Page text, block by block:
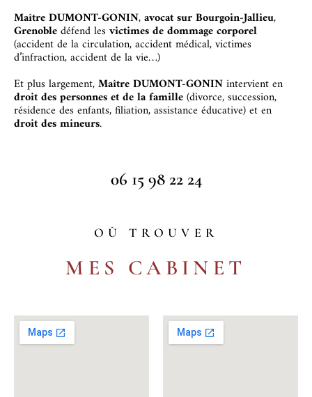
Maître DUMONT-GONIN,avocat sur Bourgoin-Jallieu,
Grenobledéfend les victimes de dommage corporel
(accident de la circulation, accident médical, victimes
d’infraction, accident de la vie…)
Et plus largement,Maître DUMONT-GONINintervient en
droit des personnes et de la famille(divorce, succession,
résidence des enfants, filiation, assistance éducative) et en
droit des mineurs.
06 15 98 22 24
OÙ TROUVER
MES CABINET